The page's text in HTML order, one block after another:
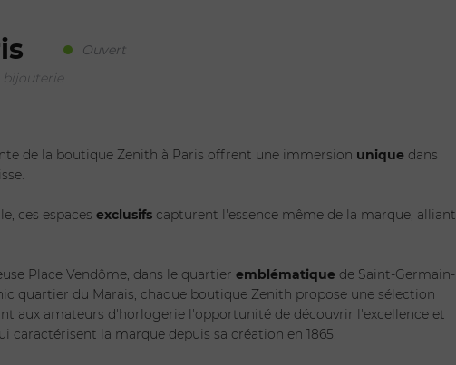
bijouterie
Ouvert
de la boutique Zenith à Paris offrent une immersion unique dans
ces espaces exclusifs capturent l'essence même de la marque, alliant
Place Vendôme, dans le quartier emblématique de Saint-Germain-
quartier du Marais, chaque boutique Zenith propose une sélection
aux amateurs d'horlogerie l'opportunité de découvrir l'excellence et
caractérisent la marque depuis sa création en 1865.